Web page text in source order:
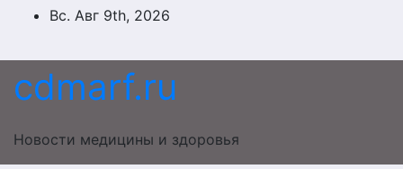
ПерейтиВс. Авг 9th, 2026
cdmarf.ru
Новости медицины и здоровья